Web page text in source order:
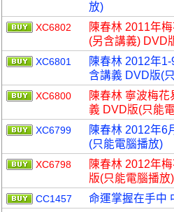
放)
XC6802
陳春林 2011年
(另含講義) DVD
XC6801
陳春林 2012年
含講義 DVD版(
XC6800
陳春林 寧波梅
義 DVD版(只能
XC6799
陳春林 2012年6
(只能電腦播放)
XC6798
陳春林 2012年
版(只能電腦播放)
CC1457 命運掌握在手中